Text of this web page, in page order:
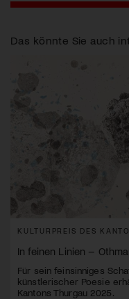
Das könnte Sie auch
KULTURPREIS DES
In feinen Linien –
Für sein feinsinniges
künstlerischer Poesie
Kantons Thurgau 2025.